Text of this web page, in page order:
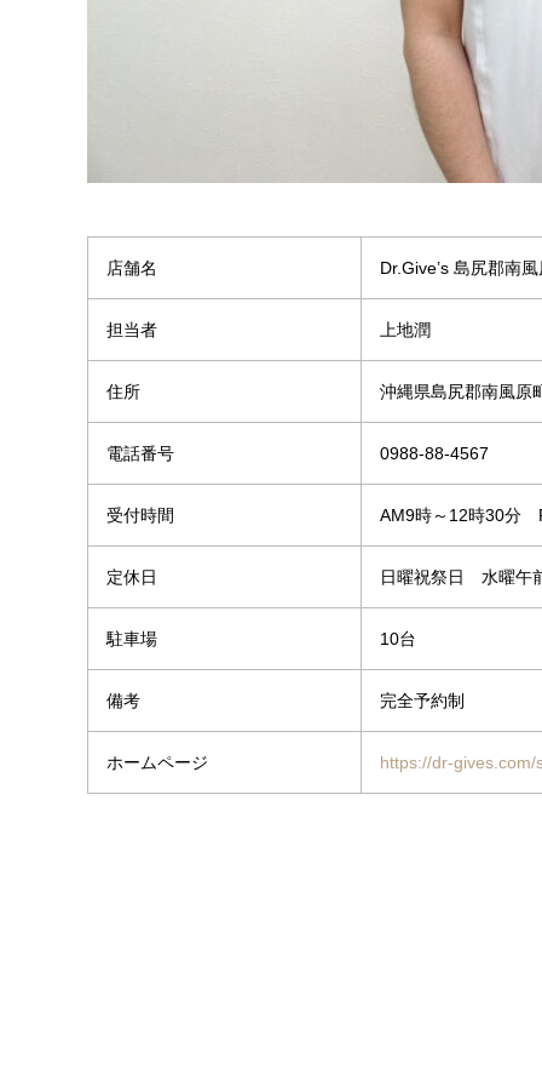
店舗名 Dr.Give’s 島尻郡南
担当者 上地潤
住所 沖縄県島尻郡南風原
電話番号 0988-88-4567
受付時間 AM9時～12時30分
定休日 日曜祝祭日 水曜午
駐車場 10台
備考 完全予約制
ホームページ https://dr-